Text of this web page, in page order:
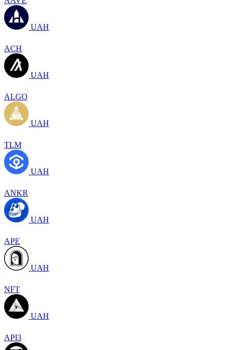
UAH
ACH
UAH
ALGO
UAH
TLM
UAH
ANKR
UAH
APE
UAH
NFT
UAH
API3